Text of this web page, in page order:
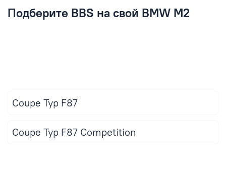
Подберите BBS на свой BMW M2
Coupe Typ F87
Coupe Typ F87 Competition